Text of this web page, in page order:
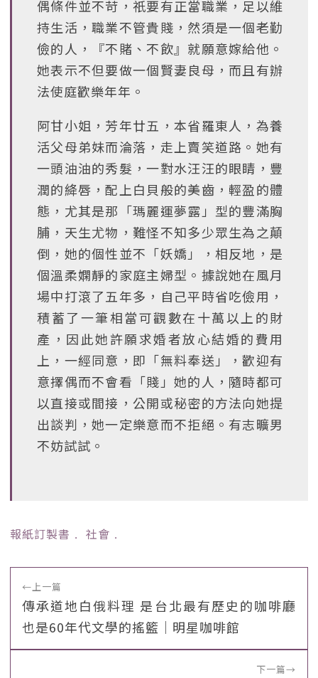
偶條件並不苛，祇要有正當職業，足以維
持生活，職業不管貴賤，然須是一個老勤
儉的人，『不賭、不飲』就願意嫁給他。
她表示不但要做一個賢妻良母，而且有辦
法使庭歡樂年年。
阿甘小姐，芳年廿五，本省羅東人，為養
活父母弟妹而淪落，走上賣笑道路。她有
一頭油油的秀髮，一對水汪汪的眼睛，豐
潤的絳唇，配上白貝般的美齒，輕盈的體
態，尤其是那「瑪麗運夢露」型的豐滿胸
脯，天生尤物，難怪不知多少眾生為之顛
倒，她的個性並不「妖嬌」，相反地，是
個溫柔嫻靜的家庭主婦型。據說她在風月
場中打滾了五年多，自己平時省吃儉用，
積蓄了一筆相當可觀數在十萬以上的財
產，因此她許願求婚者放心結婚的費用
上，一經同意，即「無料奉送」，歡迎有
意擇偶而不會看「賤」她的人，隨時都可
以直接或間接，公開或秘密的方法向她提
出談判，她一定樂意而不拒絕。有志曠男
不妨試試。
報紙訂製書 ﹒ 社會 ﹒
←上一篇
傳承道地白俄料理 是台北最有歷史的咖啡廳
也是60年代文學的搖籃｜明星咖啡館
下一篇→